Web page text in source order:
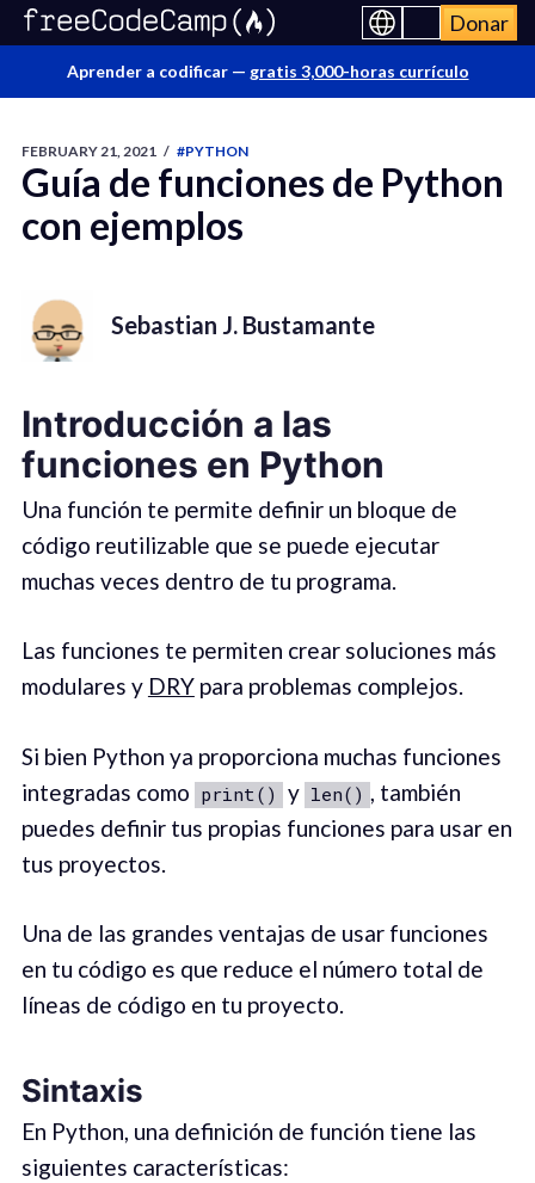
Donar
Aprender a codificar — gratis 3,000-horas currículo
FEBRUARY 21, 2021 / #PYTHON
Guía de funciones de Python
con ejemplos
Sebastian J. Bustamante
Introducción a las
funciones en Python
Una función te permite definir un bloque de
código reutilizable que se puede ejecutar
muchas veces dentro de tu programa.
Las funciones te permiten crear soluciones más
modulares y DRYpara problemas complejos.
Si bien Python ya proporciona muchas funciones
integradas como print() y len() , también
puedes definir tus propias funciones para usar en
tus proyectos.
Una de las grandes ventajas de usar funciones
en tu código es que reduce el número total de
líneas de código en tu proyecto.
Sintaxis
En Python, una definición de función tiene las
siguientes características: